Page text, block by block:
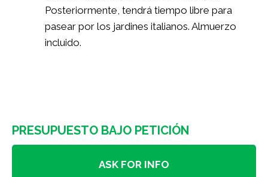
Posteriormente, tendrá tiempo libre para
pasear por los jardines italianos. Almuerzo
incluido.
PRESUPUESTO BAJO PETICIÓN
ASK FOR INFO